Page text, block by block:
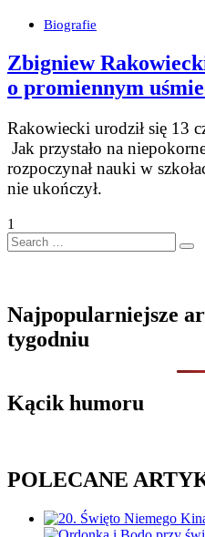
Biografie
Zbigniew
o promiennym
Rakowiecki urodził się 13
Jak przystało na
rozpoczynał nauki w
nie ukończył.
1
Search
…
Najpopularniejsze
tygodniu
Kącik humoru
POLECANE